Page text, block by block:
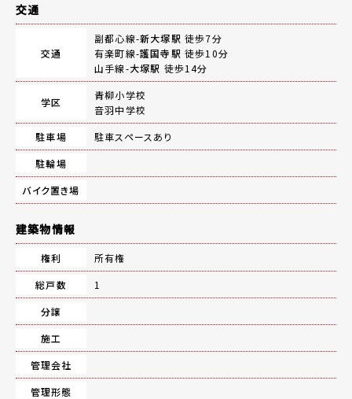
交通
交通
副都心線-新大塚駅 徒歩7分
有楽町線-護国寺駅 徒歩10分
山手線-大塚駅 徒歩14分
学区
青柳小学校
音羽中学校
駐車場
駐車スペースあり
駐輪場
バイク置き場
建築物情報
権利
所有権
総戸数
1
分譲
施工
管理会社
管理形態